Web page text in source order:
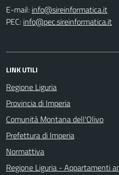
E-mail:
PEC:
LINK UTILI
Regione Liguria
Provincia di Imperia
Comunità Montana dell'Olivo
Prefettura di Imperia
Normattiva
Regione Liguria - Appartamenti